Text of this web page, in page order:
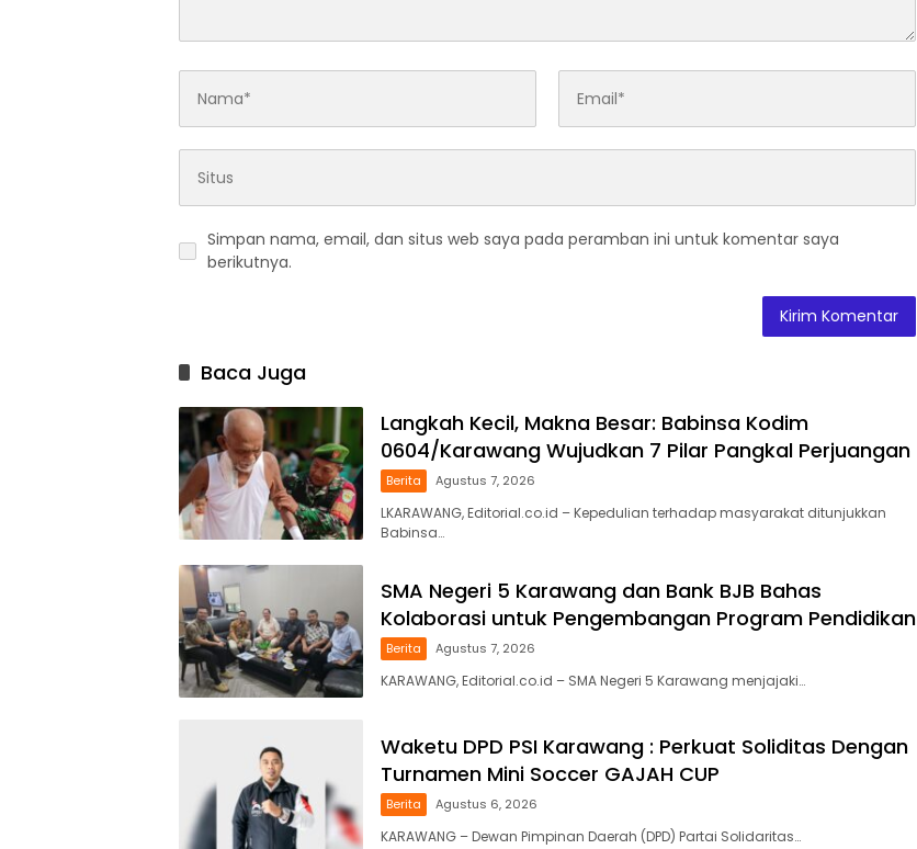
Simpan nama, email, dan situs web saya pada peramban ini untuk komentar saya
berikutnya.
Baca Juga
Langkah Kecil, Makna Besar: Babinsa Kodim
0604/Karawang Wujudkan 7 Pilar Pangkal Perjuangan
Berita Agustus 7, 2026
LKARAWANG, Editorial.co.id – Kepedulian terhadap masyarakat ditunjukkan
Babinsa…
SMA Negeri 5 Karawang dan Bank BJB Bahas
Kolaborasi untuk Pengembangan Program Pendidikan
Berita Agustus 7, 2026
KARAWANG, Editorial.co.id – SMA Negeri 5 Karawang menjajaki…
Waketu DPD PSI Karawang : Perkuat Soliditas Dengan
Turnamen Mini Soccer GAJAH CUP
Berita Agustus 6, 2026
KARAWANG – Dewan Pimpinan Daerah (DPD) Partai Solidaritas…